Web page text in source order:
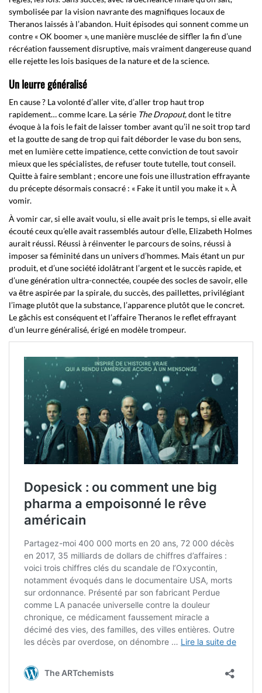
symbolisée par la vision navrante des magnifiques locaux de
Theranos laissés à l’abandon. Huit épisodes qui sonnent comme un
contre « OK boomer », une manière musclée de siffler la fin d’une
récréation faussement disruptive, mais vraiment dangereuse quand
elle rejette les lois basiques de la nature et de la science.
Un leurre généralisé
En cause ? La volonté d’aller vite, d’aller trop haut trop
rapidement… comme Icare. La série The Dropout,dont le titre
évoque à la fois le fait de laisser tomber avant qu’il ne soit trop tard
et la goutte de sang de trop qui fait déborder le vase du bon sens,
met en lumière cette impatience, cette conviction de tout savoir
mieux que les spécialistes, de refuser toute tutelle, tout conseil.
Quitte à faire semblant ; encore une fois une illustration effrayante
du précepte désormais consacré : « Fake it until you make it ». À
vomir.
À vomir car, si elle avait voulu, si elle avait pris le temps, si elle avait
écouté ceux qu’elle avait rassemblés autour d’elle, Elizabeth Holmes
aurait réussi. Réussi à réinventer le parcours de soins, réussi à
imposer sa féminité dans un univers d’hommes. Mais étant un pur
produit, et d’une société idolâtrant l’argent et le succès rapide, et
d’une génération ultra-connectée, coupée des socles de savoir, elle
va être aspirée par la spirale, du succès, des paillettes, privilégiant
l’image plutôt que la substance, l’apparence plutôt que le concret.
Le gâchis est conséquent et l’affaire Theranos le reflet effrayant
d’un leurre généralisé, érigé en modèle trompeur.